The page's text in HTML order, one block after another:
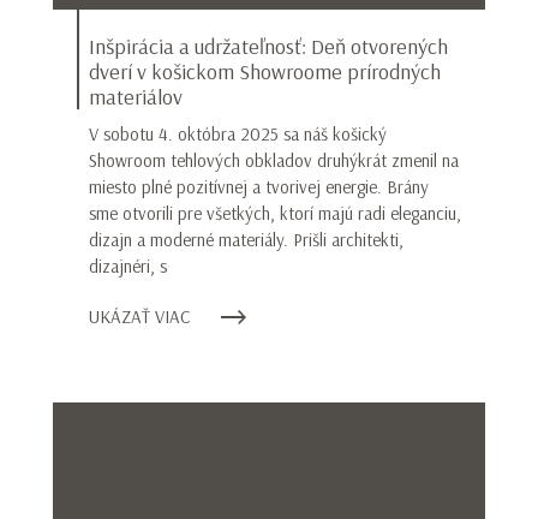
Inšpirácia a udržateľnosť: Deň otvorených
dverí v košickom Showroome prírodných
materiálov
V sobotu 4. októbra 2025 sa náš košický
Showroom tehlových obkladov druhýkrát zmenil na
miesto plné pozitívnej a tvorivej energie. Brány
sme otvorili pre všetkých, ktorí majú radi eleganciu,
dizajn a moderné materiály. Prišli architekti,
dizajnéri, s
UKÁZAŤ VIAC